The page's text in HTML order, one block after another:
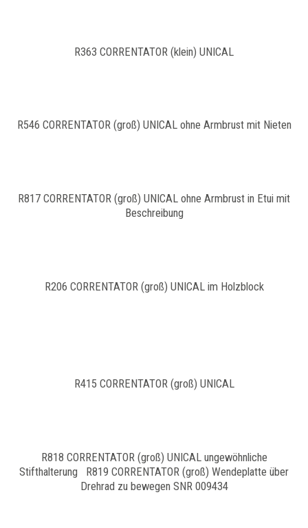
R363 CORRENTATOR (klein) UNICAL
R546 CORRENTATOR (groß) UNICAL ohne Armbrust mit Nieten
R817 CORRENTATOR (groß) UNICAL ohne Armbrust in Etui mit
Beschreibung
R206 CORRENTATOR (groß) UNICAL im Holzblock
R415 CORRENTATOR (groß) UNICAL
R818 CORRENTATOR (groß) UNICAL ungewöhnliche
Stifthalterung R819 CORRENTATOR (groß) Wendeplatte über
Drehrad zu bewegen SNR 009434